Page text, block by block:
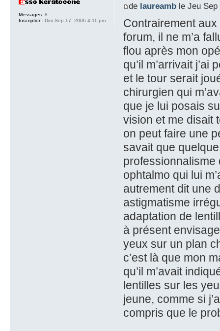
de laureamble Jeu Sep
Contrairement
forum, il ne m’a
flou après mon
qu’il m’arrivait
et le tour serait
chirurgien qui
que je lui posais
vision et me disait
on peut faire une
savait que
ophtalmo qui lui
autrement dit une
astigmatisme
adaptation de
à présent
yeux sur un plan
c’est là que mon
qu’il m’avait
lentilles sur les
jeune, comme si
compris que le
Messages: 8
Inscription: Dim Sep 17, 2006 4:11 pm